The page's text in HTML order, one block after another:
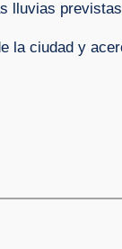
lluvias
la ciudad y